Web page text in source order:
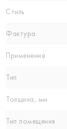
Стиль
Фактура
Применение
Тип
Толщина, мм
Тип помещения